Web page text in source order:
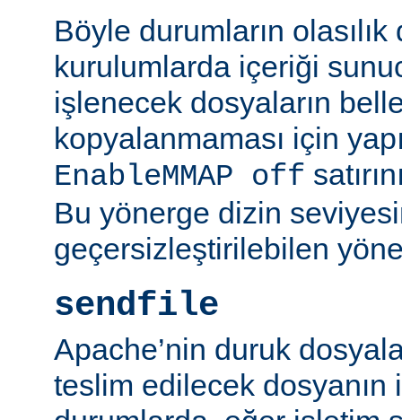
Böyle durumların
kurulumlarda içeriği
işlenecek dosyaların
kopyalanmaması için
EnableMMAP off
Bu yönerge dizin
geçersizleştirilebilen
sendfile
Apache’nin duruk
teslim edilecek dosyanın